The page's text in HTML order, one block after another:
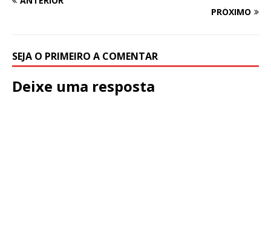
PRÓXIMO
SEJA O PRIMEIRO A COMENTAR
Deixe uma resposta